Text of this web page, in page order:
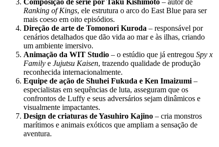
Ranking of Kings, ele estrutura o arco do East Blue para ser
mais coeso em oito episódios.
Direção de arte de Tomonori Kuroda – responsável por
cenários detalhados que dão vida ao mar e às ilhas, criando
um ambiente imersivo.
Animação da WIT Studio – o estúdio que já entregou Spy x
Family e Jujutsu Kaisen, trazendo qualidade de produção
reconhecida internacionalmente.
Equipe de ação de Shuhei Fukuda e Ken Imaizumi –
especialistas em sequências de luta, asseguram que os
confrontos de Luffy e seus adversários sejam dinâmicos e
visualmente impactantes.
Design de criaturas de Yasuhiro Kajino – cria monstros
marítimos e animais exóticos que ampliam a sensação de
aventura.